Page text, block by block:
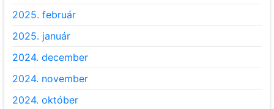
2025. február
2025. január
2024. december
2024. november
2024. október